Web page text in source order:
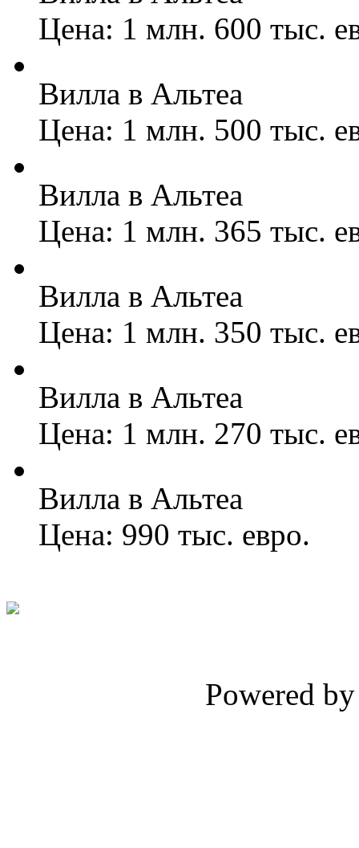
Цена: 1 млн. 600 тыс.
Вилла в Альтеа
Цена: 1 млн. 500 тыс.
Вилла в Альтеа
Цена: 1 млн. 365 тыс.
Вилла в Альтеа
Цена: 1 млн. 350 тыс.
Вилла в Альтеа
Цена: 1 млн. 270 тыс.
Вилла в Альтеа
Цена: 990 тыс. евро.
Powered